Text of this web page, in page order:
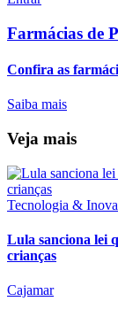
Farmácias de
Confira as
Saiba mais
Veja mais
Tecnologia &
Lula sanciona lei
crianças
Cajamar